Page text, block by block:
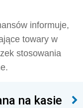
informuje,
towary w
stosowania
na kasie